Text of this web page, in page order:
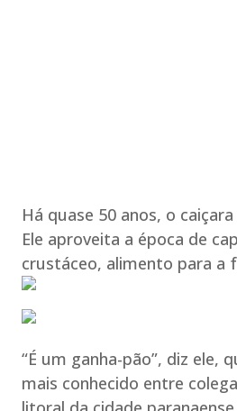
Há quase 50 anos, o
Ele aproveita a época de
crustáceo, alimento para a
“É um ganha-pão”, diz ele,
mais conhecido entre